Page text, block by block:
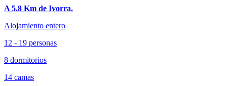
A 5.8 Km de Ivorra.
Alojamiento entero
12 - 19 personas
8 dormitorios
14 camas